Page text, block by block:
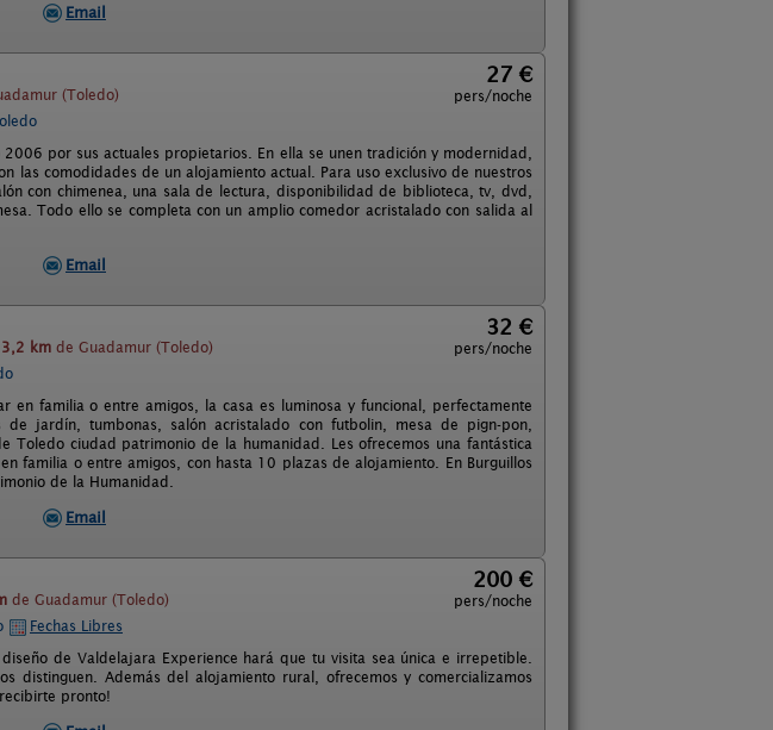
Email
(Toledo)
27 €
pers/noche
por sus actuales propietarios. En ella se unen tradición y modernidad,
las comodidades de un alojamiento actual. Para uso exclusivo de nuestros
con chimenea, una sala de lectura, disponibilidad de biblioteca, tv, dvd,
Todo ello se completa con un amplio comedor acristalado con salida al
Email
km de Guadamur (Toledo)
32 €
pers/noche
en familia o entre amigos, la casa es luminosa y funcional, perfectamente
jardín, tumbonas, salón acristalado con futbolin, mesa de pign-pon,
Toledo ciudad patrimonio de la humanidad. Les ofrecemos una fantástica
familia o entre amigos, con hasta 10 plazas de alojamiento. En Burguillos
de la Humanidad.
Email
de Guadamur (Toledo)
200 €
pers/noche
Fechas Libres
de Valdelajara Experience hará que tu visita sea única e irrepetible.
distinguen. Además del alojamiento rural, ofrecemos y comercializamos
pronto!